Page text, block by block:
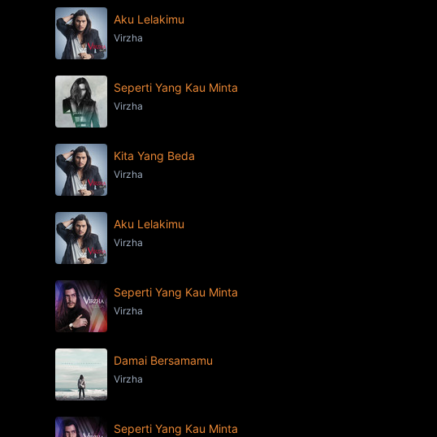
Aku Lelakimu
Virzha
Seperti Yang Kau Minta
Virzha
Kita Yang Beda
Virzha
Aku Lelakimu
Virzha
Seperti Yang Kau Minta
Virzha
Damai Bersamamu
Virzha
Seperti Yang Kau Minta